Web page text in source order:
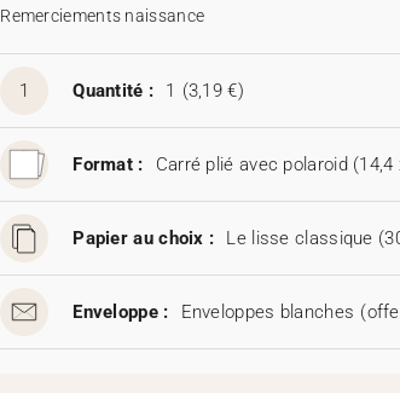
Remerciements naissance
1 Quantité : 1 (3,19 €)
Format : Carré plié avec polaroid (14,4
Papier au choix : Le lisse classique
Enveloppe : Enveloppes blanches